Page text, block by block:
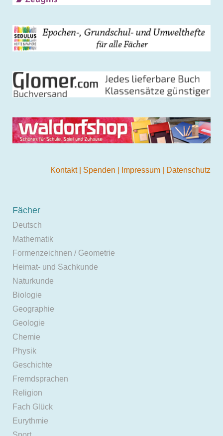
Kontakt Spenden Impressum Datenschutz
Fächer
Deutsch
Mathematik
Formenzeichnen / Geometrie
Heimat- und Sachkunde
Naturkunde
Biologie
Geographie
Geologie
Chemie
Physik
Geschichte
Fremdsprachen
Religion
Fach Glück
Eurythmie